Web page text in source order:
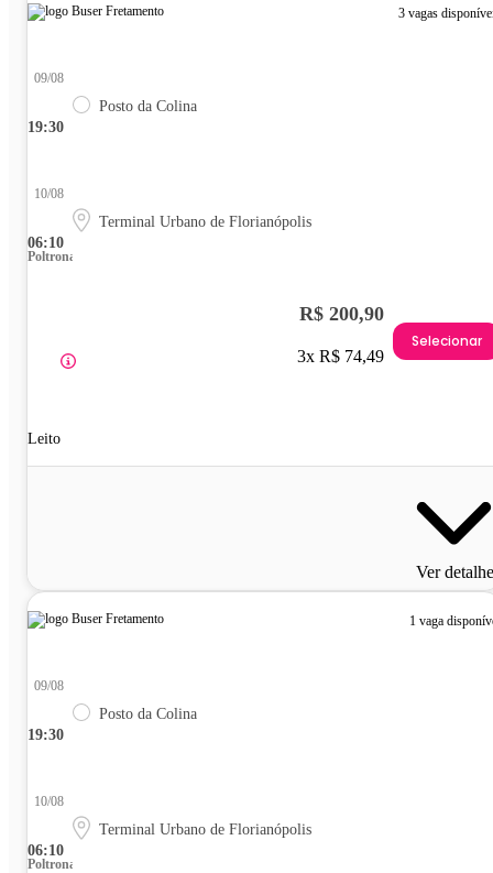
3 vagas
19:30
09/08
Posto da Colina
06:10
10/08
Terminal Urbano de Florianópolis
Poltrona
Leito
R$ 200,90
3x R$ 74,49
Selecionar
Ver
1 vaga
19:30
09/08
Posto da Colina
06:10
10/08
Terminal Urbano de Florianópolis
Poltrona